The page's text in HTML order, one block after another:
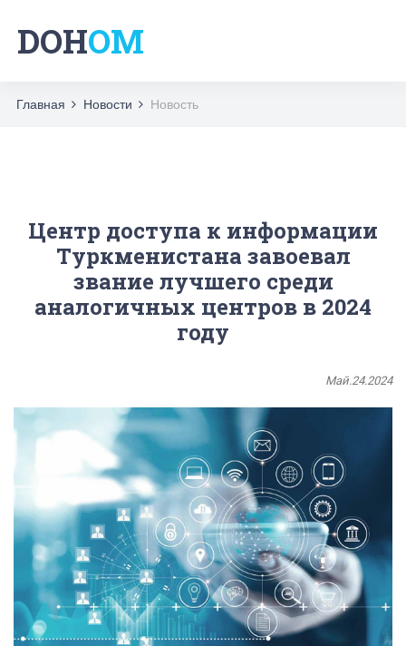
DOHOM
Главная Новости Новость
Центр доступа к информации
Туркменистана завоевал
звание лучшего среди
аналогичных центров в 2024
году
Май.24.2024